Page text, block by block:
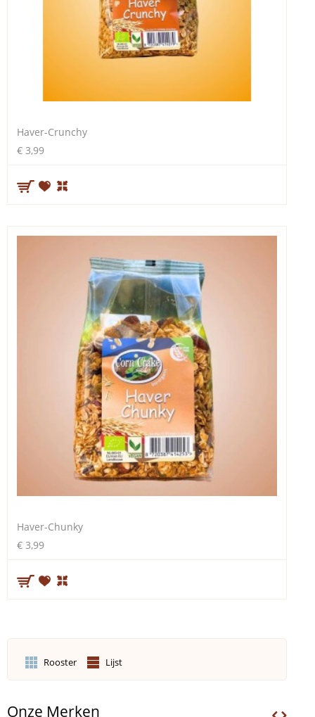
Haver-Crunchy
€ 3,99
Haver-Chunky
€ 3,99
Rooster Lijst
Onze Merken